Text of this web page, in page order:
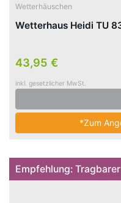
Wetterhäuschen
Wetterhaus Heidi TU
43,95 €
inkl. gesetzlicher MwSt.
*Zum
Empfehlung: